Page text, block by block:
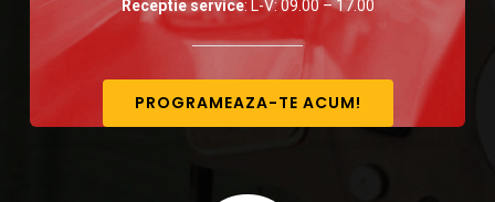
Receptie service: L-V: 09.00 – 17.00
PROGRAMEAZA-TE ACUM!